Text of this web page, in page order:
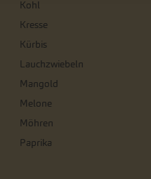
Kohl
Kresse
Kürbis
Lauchzwiebeln
Mangold
Melone
Möhren
Paprika